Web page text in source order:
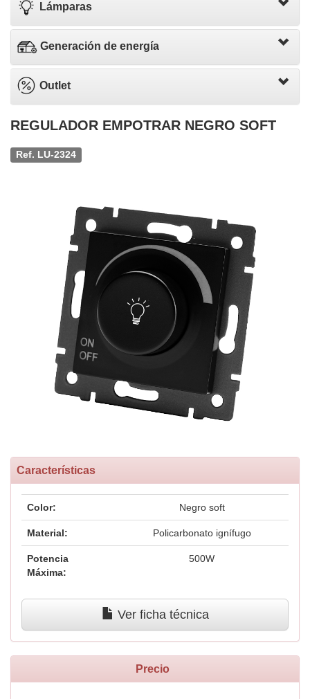
Lámparas
Generación de energía
Outlet
REGULADOR EMPOTRAR NEGRO SOFT
Ref. LU-2324
Características
Color: Negro soft
Material: Policarbonato ignífugo
Potencia
Máxima:
500W
Ver ficha técnica
Precio